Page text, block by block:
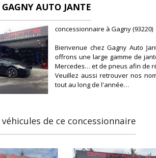
GAGNY AUTO JANTE
concessionnaire à Gagny (93220)
Bienvenue chez Gagny Auto
offrons une large gamme de
Mercedes… et de pneus afin de
Veuillez aussi retrouver nos
tout au long de l'année…
de ce concessionnaire